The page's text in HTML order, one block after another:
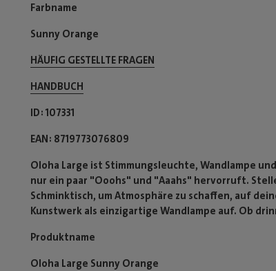
Farbname
Sunny Orange
HÄUFIG GESTELLTE FRAGEN
HANDBUCH
ID 107331
EAN 8719773076809
Oloha Large ist Stimmungsleuchte, Wandlampe
nur ein paar "Ooohs" und "Aaahs" hervorruft.
Schminktisch, um Atmosphäre zu schaffen, auf
Kunstwerk als einzigartige Wandlampe auf. Ob
Produktname
Oloha Large Sunny Orange